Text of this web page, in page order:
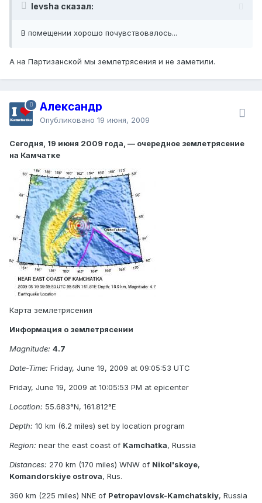
levsha сказал:
В помещении хорошо почувствовалось...
А на Партизанской мы землетрясения и не заметили.
Александр
Опубликовано 19 июня, 2009
Сегодня, 19 июня 2009 года, — очередное землетрясение
на Камчатке
Карта землетрясения
Информация о землетрясении
Magnitude: 4.7
Date-Time: Friday, June 19, 2009 at 09:05:53 UTC
Friday, June 19, 2009 at 10:05:53 PM at epicenter
Location: 55.683°N, 161.812°E
Depth: 10 km (6.2 miles) set by location program
Region: near the east coast of Kamchatka, Russia
Distances: 270 km (170 miles) WNW of Nikol'skoye,
Komandorskiye ostrova, Rus.
360 km (225 miles) NNE of Petropavlovsk-Kamchatskiy, Russia